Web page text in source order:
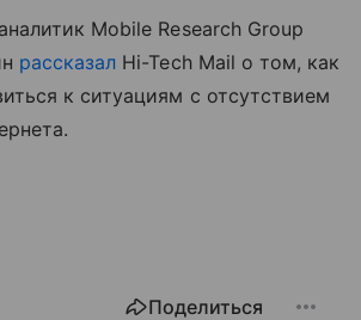
Mobile Research Group
рассказал Hi-Tech Mail о том, как
к ситуациям с отсутствием
Поделиться